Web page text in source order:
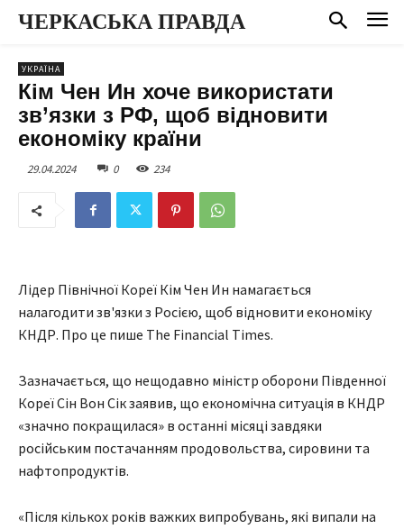
ЧЕРКАСЬКА ПРАВДА
УКРАЇНА
Кім Чен Ин хоче використати
зв’язки з РФ, щоб відновити
економіку країни
29.04.2024 0 234
Лідер Північної Кореї Кім Чен Ин намагається
налагодити зв'язки з Росією, щоб відновити економіку
КНДР. Про це пише The Financial Times.
Зазначається, що нещодавно міністр оборони Південної
Кореї Сін Вон Сік заявив, що економічна ситуація в КНДР
«значно покращилася» в останні місяці завдяки
російським постачанням продовольства, сировини та
нафтопродуктів.
«Після кількох років важких випробувань, які випали на